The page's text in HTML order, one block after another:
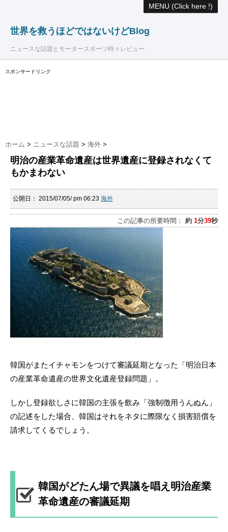
MENU (Click here !)
世界を救うほどではないけどBlog
ニュースな話題とモータースポーツ時々レビュー
スポンサードリンク
ホーム > ニュースな話題 > 海外 >
明治の産業革命遺産は世界遺産に登録されなくて
もかまわない
公開日： 2015/07/05/ pm 06:23 海外
この記事の所要時間： 約 1分39秒
韓国がまたイチャモンをつけて審議延期となった「明治日本
の産業革命遺産の世界文化遺産登録問題」。
しかし登録欲しさに韓国の主張を飲み「強制徴用うんぬん」
の記述をした場合、韓国はそれをネタに際限なく損害賠償を
請求してくるでしょう。
韓国がどたん場で異議を唱え明治産業
革命遺産の審議延期